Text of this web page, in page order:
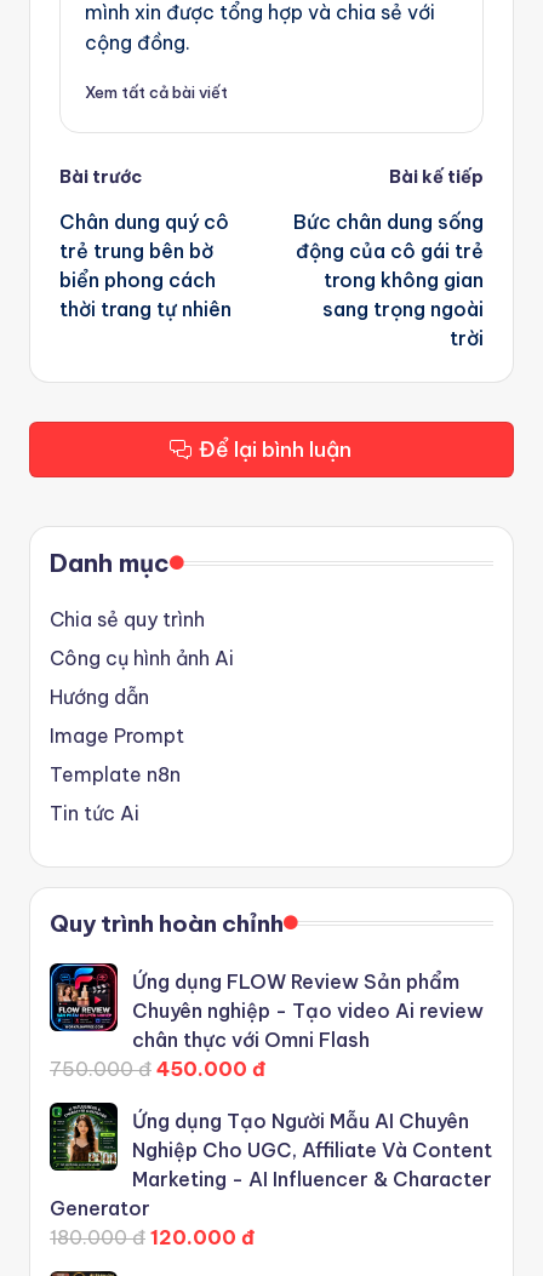
mình xin được tổng hợp và chia sẻ với
cộng đồng.
Xem tất cả bài viết
Post
navigation
Bài trước
Chân dung quý cô
trẻ trung bên bờ
biển phong cách
thời trang tự nhiên
Bài kế tiếp
Bức chân dung sống
động của cô gái trẻ
trong không gian
sang trọng ngoài
trời
Để lại bình luận
Danh mục
Chia sẻ quy trình
Công cụ hình ảnh Ai
Hướng dẫn
Image Prompt
Template n8n
Tin tức Ai
Quy trình hoàn chỉnh
Ứng dụng FLOW Review Sản phẩm
Chuyên nghiệp - Tạo video Ai review
chân thực với Omni Flash
750.000 đ 450.000 đ
Ứng dụng Tạo Người Mẫu AI Chuyên
Nghiệp Cho UGC, Affiliate Và Content
Marketing - AI Influencer & Character
Generator
180.000 đ 120.000 đ